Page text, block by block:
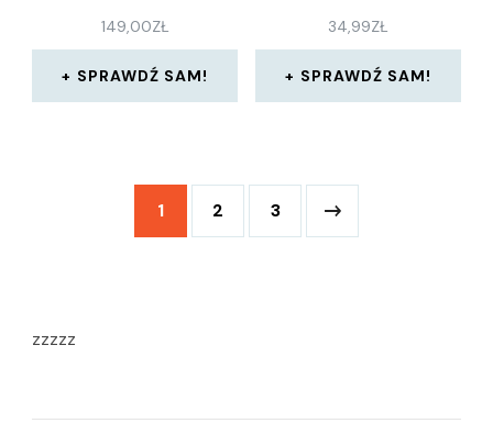
149,00ZŁ
SPRAWDŹ SAM!
34,99ZŁ
SPRAWDŹ SAM!
1 2 3
zzzzz